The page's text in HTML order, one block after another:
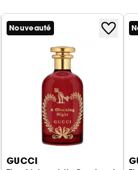
Nouveauté
GUCCI